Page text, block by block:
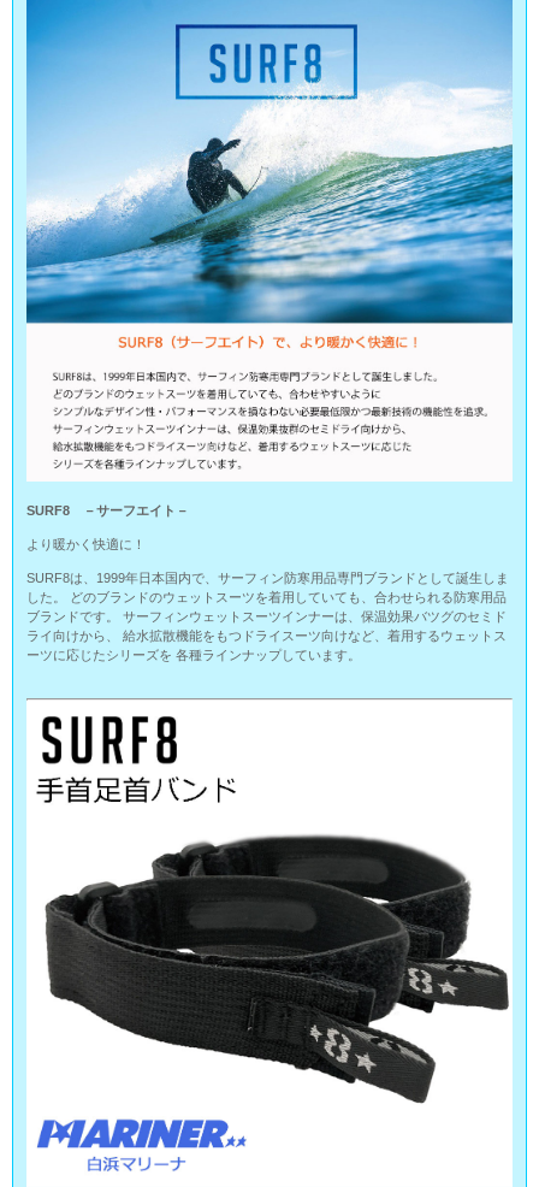
SURF8 －サーフエイト－
より暖かく快適に！
SURF8は、1999年日本国内で、サーフィン防寒用品専門ブランドとして誕生しま
した。 どのブランドのウェットスーツを着用していても、合わせられる防寒用品
ブランドです。 サーフィンウェットスーツインナーは、保温効果バツグのセミド
ライ向けから、 給水拡散機能をもつドライスーツ向けなど、着用するウェットス
ーツに応じたシリーズを 各種ラインナップしています。